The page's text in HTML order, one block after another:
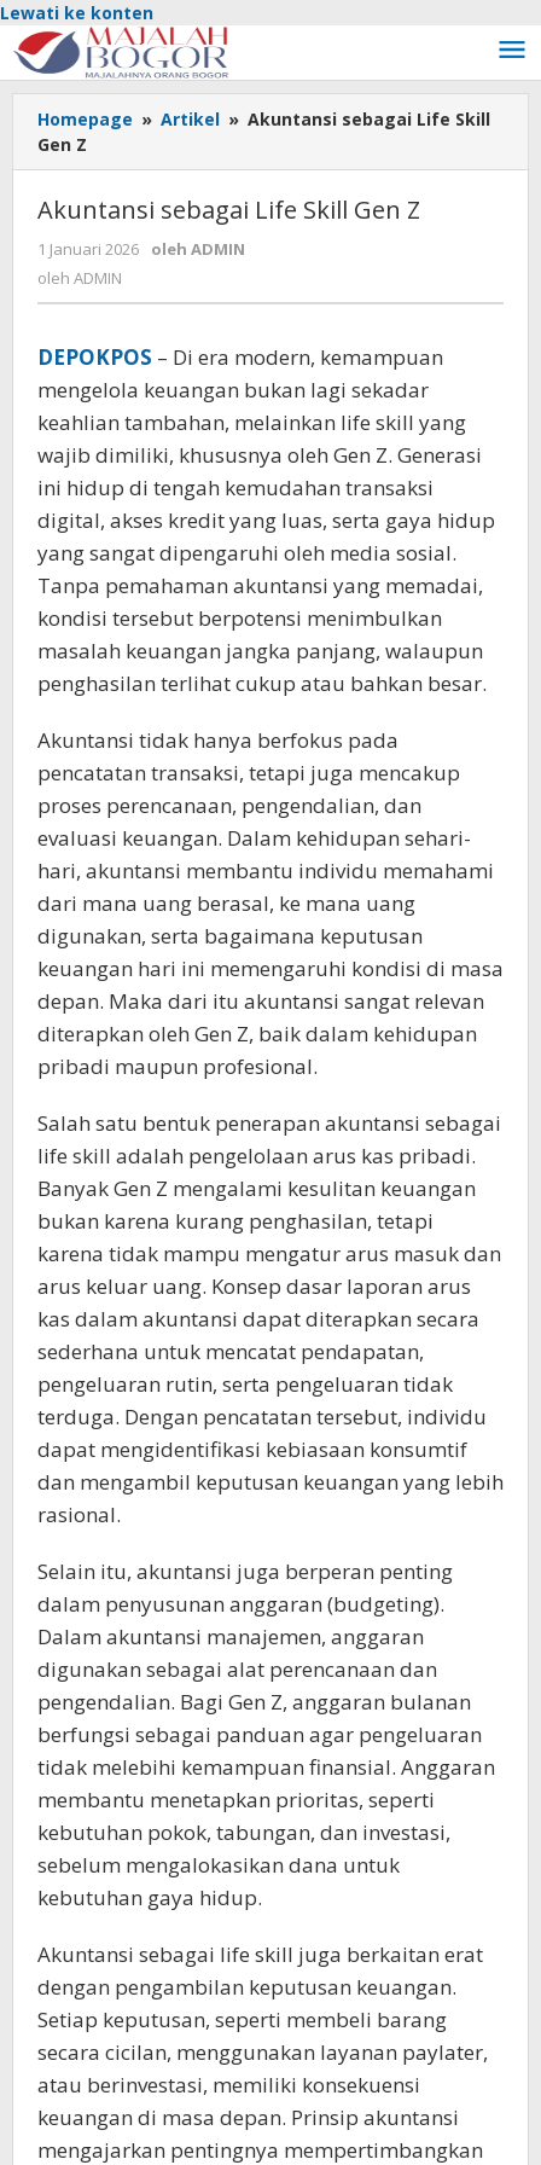
Lewati ke konten
Homepage » Artikel » Akuntansi sebagai Life Skill
Gen Z
Akuntansi sebagai Life Skill Gen Z
1 Januari 2026 oleh ADMIN
oleh ADMIN
DEPOKPOS – Di era modern, kemampuan
mengelola keuangan bukan lagi sekadar
keahlian tambahan, melainkan life skill yang
wajib dimiliki, khususnya oleh Gen Z. Generasi
ini hidup di tengah kemudahan transaksi
digital, akses kredit yang luas, serta gaya hidup
yang sangat dipengaruhi oleh media sosial.
Tanpa pemahaman akuntansi yang memadai,
kondisi tersebut berpotensi menimbulkan
masalah keuangan jangka panjang, walaupun
penghasilan terlihat cukup atau bahkan besar.
Akuntansi tidak hanya berfokus pada
pencatatan transaksi, tetapi juga mencakup
proses perencanaan, pengendalian, dan
evaluasi keuangan. Dalam kehidupan sehari-
hari, akuntansi membantu individu memahami
dari mana uang berasal, ke mana uang
digunakan, serta bagaimana keputusan
keuangan hari ini memengaruhi kondisi di masa
depan. Maka dari itu akuntansi sangat relevan
diterapkan oleh Gen Z, baik dalam kehidupan
pribadi maupun profesional.
Salah satu bentuk penerapan akuntansi sebagai
life skill adalah pengelolaan arus kas pribadi.
Banyak Gen Z mengalami kesulitan keuangan
bukan karena kurang penghasilan, tetapi
karena tidak mampu mengatur arus masuk dan
arus keluar uang. Konsep dasar laporan arus
kas dalam akuntansi dapat diterapkan secara
sederhana untuk mencatat pendapatan,
pengeluaran rutin, serta pengeluaran tidak
terduga. Dengan pencatatan tersebut, individu
dapat mengidentifikasi kebiasaan konsumtif
dan mengambil keputusan keuangan yang lebih
rasional.
Selain itu, akuntansi juga berperan penting
dalam penyusunan anggaran (budgeting).
Dalam akuntansi manajemen, anggaran
digunakan sebagai alat perencanaan dan
pengendalian. Bagi Gen Z, anggaran bulanan
berfungsi sebagai panduan agar pengeluaran
tidak melebihi kemampuan finansial. Anggaran
membantu menetapkan prioritas, seperti
kebutuhan pokok, tabungan, dan investasi,
sebelum mengalokasikan dana untuk
kebutuhan gaya hidup.
Akuntansi sebagai life skill juga berkaitan erat
dengan pengambilan keputusan keuangan.
Setiap keputusan, seperti membeli barang
secara cicilan, menggunakan layanan paylater,
atau berinvestasi, memiliki konsekuensi
keuangan di masa depan. Prinsip akuntansi
mengajarkan pentingnya mempertimbangkan